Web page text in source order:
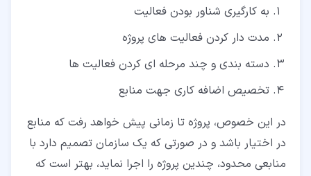
به کارگیری شناور بودن فعالیت
مدت دار کردن فعالیت های پروژه
دسته بندی و چند مرحله ای کردن فعالیت ها
تخصیص اضافه کاری جهت منابع
در این خصوص، پروژه تا زمانی پیش خواهد رفت که منابع
در اختیار باشد و در صورتی که یک سازمان تصمیم دارد با
منابعی محدود، چندین پروژه را اجرا نماید، بهتر است که